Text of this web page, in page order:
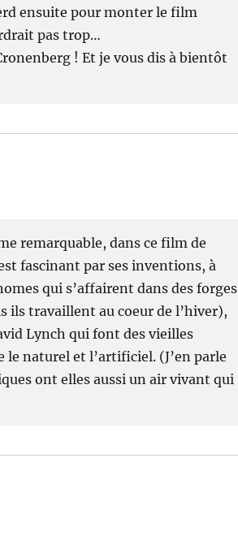
ensuite pour monter le film
pas trop…
! Et je vous dis à bientôt
remarquable, dans ce film de
fascinant par ses inventions, à
qui s’affairent dans des forges
ils travaillent au coeur de l’hiver),
Lynch qui font des vieilles
naturel et l’artificiel. (J’en parle
ont elles aussi un air vivant qui